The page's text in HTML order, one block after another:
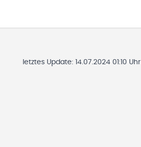
letztes Update: 14.07.2024 01:10 Uhr